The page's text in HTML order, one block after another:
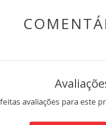
avaliações para este